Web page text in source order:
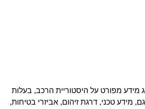
מידע מפורט על היסטוריית הרכב, בעלות
מידע טכני, דרגת זיהום, אביזרי בטיחות,